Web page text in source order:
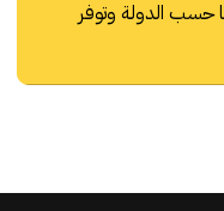
الشحن من 10 إلى 15 يومًا حسب الدولة وتوفر